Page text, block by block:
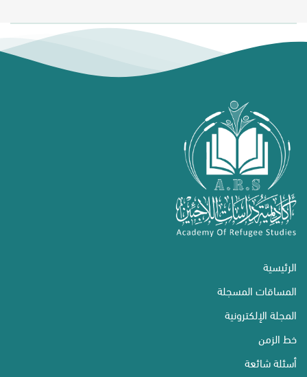
الرئيسية
المساقات المسجلة
المجلة الإلكترونية
خط الزمن
أسئلة شائعة